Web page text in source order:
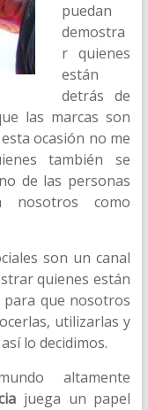
puedan
demostra
r quienes
están
detrás de
las marcas son
ocasión no me
también se
de las personas
nosotros como
son un canal
quienes están
para que nosotros
utilizarlas y
lo decidimos.
altamente
juega un papel